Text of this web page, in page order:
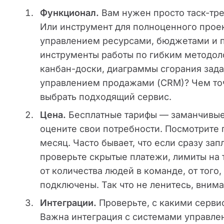
Функционал. Вам нужен просто таск-
Или инструмент для полноценного
управлением ресурсами, бюджетами и
инструменты работы по гибким
канбан-доски, диаграммы сгорания
управлением продажами (CRM)? Чем
выбрать подходящий сервис.
Цена. Бесплатные тарифы —
оцените свои потребности. Посмотрите
месяц. Часто бывает, что если сразу
проверьте скрытые платежи, лимиты на
от количества людей в команде, от
подключены. Так что не ленитесь,
Интеграции. Проверьте, с какими
Важна интеграция с системами